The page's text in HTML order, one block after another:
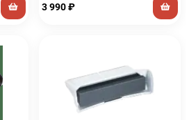
3 990₽